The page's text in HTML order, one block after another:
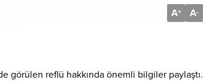
A+ A-
görülen reflü hakkında önemli bilgiler paylaştı.